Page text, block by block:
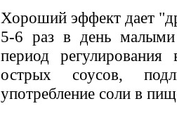
Хороший эффект дает
5-6 раз в день
период регулирования
острых соусов,
употребление соли в